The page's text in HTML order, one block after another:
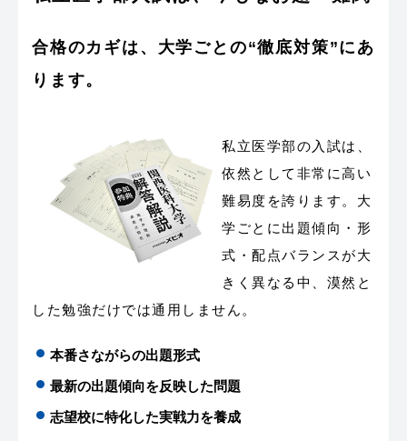
合格のカギは、大学ごとの“徹底対策”にあ
ります。
私立医学部の入試は、
依然として非常に高い
難易度を誇ります。大
学ごとに出題傾向・形
式・配点バランスが大
きく異なる中、漠然と
した勉強だけでは通用しません。
本番さながらの出題形式
最新の出題傾向を反映した問題
志望校に特化した実戦力を養成